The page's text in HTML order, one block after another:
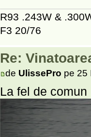
R93 .243W &
F3 20/76
Re:
de UlissePro pe 25
La fel de